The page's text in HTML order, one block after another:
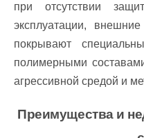
при отсутствии
эксплуатации,
покрывают
полимерными
агрессивной средой и
Преимущества и